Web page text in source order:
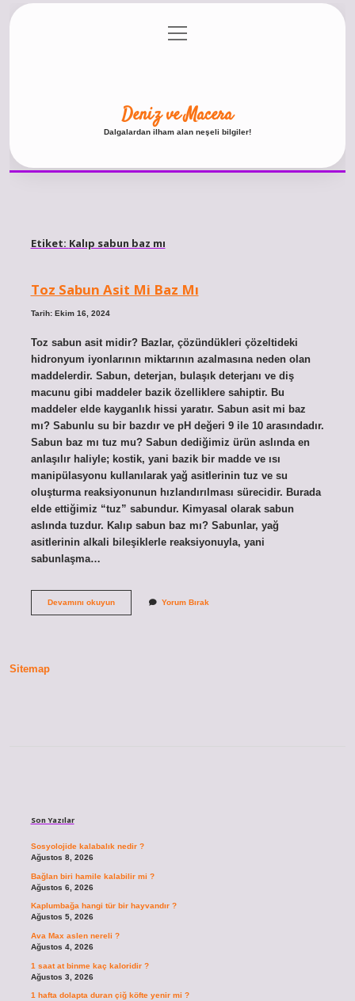
Gizlilik Politikası
menüyü
aç
Deniz ve Macera
Dalgalardan ilham alan neşeli bilgiler!
Etiket: Kalıp sabun baz mı
Toz Sabun Asit Mi Baz Mı
Tarih: Ekim 16, 2024
Toz sabun asit midir? Bazlar, çözündükleri çözeltideki
hidronyum iyonlarının miktarının azalmasına neden olan
maddelerdir. Sabun, deterjan, bulaşık deterjanı ve diş
macunu gibi maddeler bazik özelliklere sahiptir. Bu
maddeler elde kayganlık hissi yaratır. Sabun asit mi baz
mı? Sabunlu su bir bazdır ve pH değeri 9 ile 10 arasındadır.
Sabun baz mı tuz mu? Sabun dediğimiz ürün aslında en
anlaşılır haliyle; kostik, yani bazik bir madde ve ısı
manipülasyonu kullanılarak yağ asitlerinin tuz ve su
oluşturma reaksiyonunun hızlandırılması sürecidir. Burada
elde ettiğimiz “tuz” sabundur. Kimyasal olarak sabun
aslında tuzdur. Kalıp sabun baz mı? Sabunlar, yağ
asitlerinin alkali bileşiklerle reaksiyonuyla, yani
sabunlaşma…
Devamını okuyunToz
Yorum Bırak
Sitemap
Son Yazılar
Sosyolojide kalabalık nedir ?
Ağustos 8, 2026
Bağlan biri hamile kalabilir mi ?
Ağustos 6, 2026
Kaplumbağa hangi tür bir hayvandır ?
Ağustos 5, 2026
Ava Max aslen nereli ?
Ağustos 4, 2026
1 saat at binme kaç kaloridir ?
Ağustos 3, 2026
1 hafta dolapta duran çiğ köfte yenir mi ?